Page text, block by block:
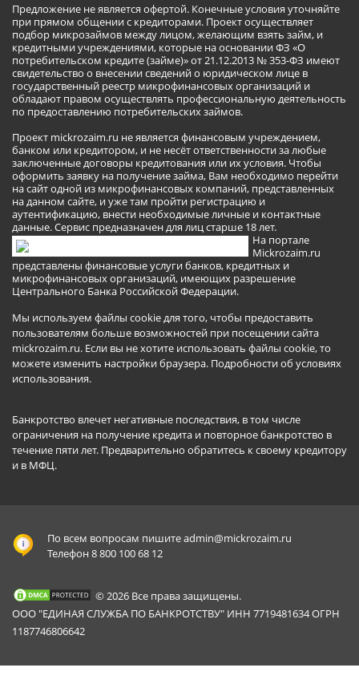
Предложение не является офертой. Конечные условия уточняйте
при прямом общении с кредиторами. Проект осуществляет
подбор микрозаймов между лицом, желающим взять займ, и
кредитными учреждениями, которые на основании ФЗ «О
потребительском кредите (займе)» от 21.12.2013 № 353-ФЗ имеют
свидетельство о внесении сведений о юридическом лице в
государственный реестр микрофинансовых организаций и
обладают правом осуществлять профессиональную деятельность
по предоставлению потребительских займов.
Проект mickrozaim.ru не является финансовым учреждением,
банком или кредитором, и не несёт ответственности за любые
заключенные договоры кредитования или их условия. Чтобы
оформить заявку на получение займа, Вам необходимо перейти
на сайт одной из микрофинансовых компаний, представленных
на данном сайте, и уже там пройти регистрацию и
аутентификацию, внести необходимые личные и контактные
данные. Сервис предназначен для лиц старше 18 лет.
На портале
Mickrozaim.ru
представлены финансовые услуги банков, кредитных и
микрофинансовых организаций, имеющих разрешение
Центрального Банка Российской Федерации.
Мы используем файлы cookie для того, чтобы предоставить
пользователям больше возможностей при посещении сайта
mickrozaim.ru. Если вы не хотите использовать файлы cookie, то
можете изменить настройки браузера. Подробности об условиях
использования.
Банкротство влечет негативные последствия, в том числе
ограничения на получение кредита и повторное банкротство в
течение пяти лет. Предварительно обратитесь к своему кредитору
и в МФЦ.
По всем вопросам пишитеadmin@mickrozaim.ru
Телефон 8 800 100 68 12
© 2026 Все права защищены.
ООО "ЕДИНАЯ СЛУЖБА ПО БАНКРОТСТВУ" ИНН 7719481634 ОГРН
1187746806642
Mickrozaim.ru использует файлы cookie для